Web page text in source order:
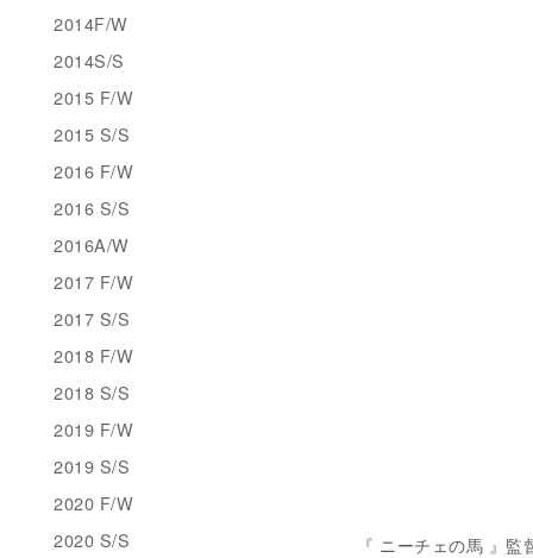
『 ニーチェの馬 』
2014F/W
2014S/S
2015 F/W
2015 S/S
2016 F/W
2016 S/S
2016A/W
2017 F/W
2017 S/S
2018 F/W
2018 S/S
2019 F/W
2019 S/S
2020 F/W
2020 S/S